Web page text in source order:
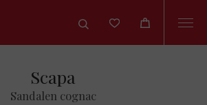
Scapa
Sandalen cognac